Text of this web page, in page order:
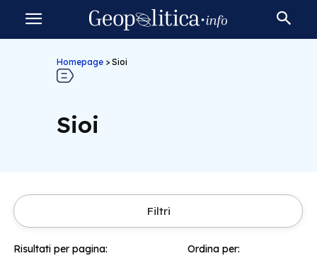
Homepage > Sioi
Sioi
Filtri
Risultati per pagina: Ordina per: